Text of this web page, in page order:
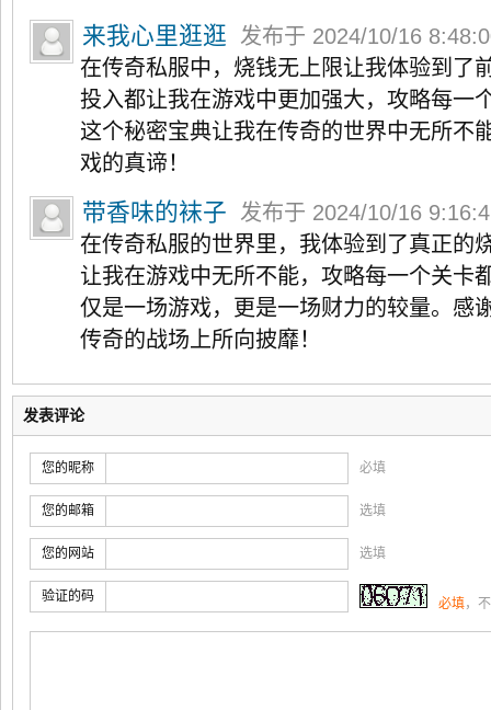
来我心里逛逛
发布于 2024/10/16
在传奇私服中，烧钱无上限让我体验到了
投入都让我在游戏中更加强大，攻略每一
这个秘密宝典让我在传奇的世界中无所不
戏的真谛！
带香味的袜子
发布于 2024/10/16
在传奇私服的世界里，我体验到了真正的
让我在游戏中无所不能，攻略每一个关卡
仅是一场游戏，更是一场财力的较量。感
传奇的战场上所向披靡！
发表评论
您的昵称 必填
您的邮箱 选填
您的网站 选填
验证的码 必填，